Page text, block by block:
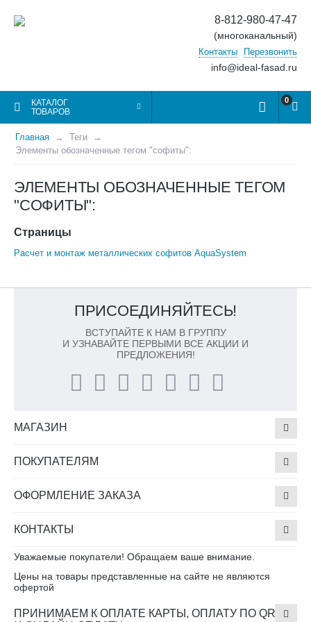
8-812-980-47-47
(многоканальный)
Контакты Перезвонить
info@ideal-fasad.ru
КАТАЛОГ
ТОВАРОВ
0
Главная
Теги
Элементы обозначенные тегом "софиты":
ЭЛЕМЕНТЫ ОБОЗНАЧЕННЫЕ ТЕГОМ
"СОФИТЫ":
Страницы
Расчет и монтаж металлических софитов AquaSystem
ПРИСОЕДИНЯЙТЕСЬ!
ВСТУПАЙТЕ К НАМ В ГРУППУ
И УЗНАВАЙТЕ ПЕРВЫМИ ВСЕ АКЦИИ И
ПРЕДЛОЖЕНИЯ!
МАГАЗИН
ПОКУПАТЕЛЯМ
ОФОРМЛЕНИЕ ЗАКАЗА
КОНТАКТЫ
Уважаемые покупатели! Обращаем ваше внимание.
Цены на товары представленные на сайте не являются
офертой
ПРИНИМАЕМ К ОПЛАТЕ КАРТЫ, ОПЛАТУ ПО QR